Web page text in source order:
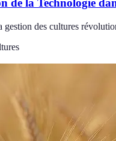
de la Technologie
des cultures